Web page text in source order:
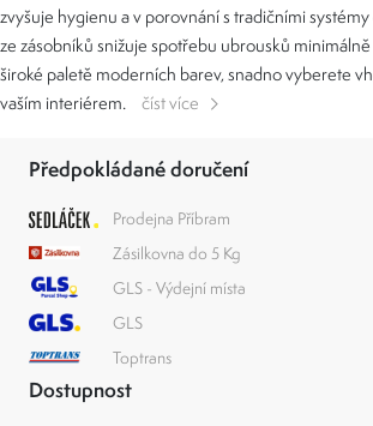
zvyšuje hygienu a v porovnání s tradičními
ze zásobníků snižuje spotřebu ubrousků minimálně
široké paletě moderních barev, snadno vyberete
vaším interiérem.
číst více
Předpokládané doručení
Prodejna Příbram
Zásilkovna do 5 Kg
GLS - Výdejní místa
GLS
Toptrans
Dostupnost